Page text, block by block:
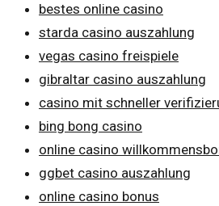
bestes online casino
starda casino auszahlung
vegas casino freispiele
gibraltar casino auszahlung
casino mit schneller
bing bong casino
online casino
ggbet casino auszahlung
online casino bonus